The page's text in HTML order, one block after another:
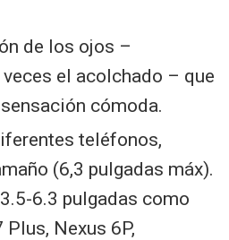
de los ojos –
el acolchado – que
cómoda.
teléfonos,
(6,3 pulgadas máx).
6.3 pulgadas como
Nexus 6P,